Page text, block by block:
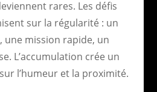
rares. Les défis
sur la régularité : un
une mission rapide, un
L’accumulation crée un
l’humeur et la proximité.